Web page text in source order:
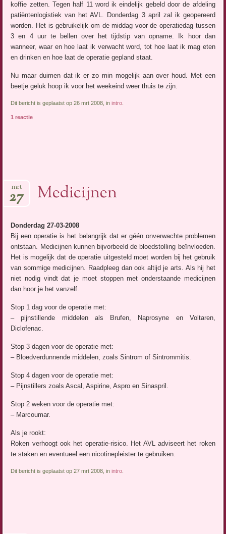
koffie zetten. Tegen half 11 word ik eindelijk gebeld door de afdeling
patiëntenlogistiek van het AVL. Donderdag 3 april zal ik geopereerd
worden. Het is gebruikelijk om de middag voor de operatiedag tussen
3 en 4 uur te bellen over het tijdstip van opname. Ik hoor dan
wanneer, waar en hoe laat ik verwacht word, tot hoe laat ik mag eten
en drinken en hoe laat de operatie gepland staat.
Nu maar duimen dat ik er zo min mogelijk aan over houd. Met een
beetje geluk hoop ik voor het weekeind weer thuis te zijn.
Dit bericht is geplaatst op 26 mrt 2008, inintro
1 reactie
Medicijnen
mrt
27
Donderdag 27-03-2008
Bij een operatie is het belangrijk dat er géén onverwachte problemen
ontstaan. Medicijnen kunnen bijvorbeeld de bloedstolling beïnvloeden.
Het is mogelijk dat de operatie uitgesteld moet worden bij het gebruik
van sommige medicijnen. Raadpleeg dan ook altijd je arts. Als hij het
niet nodig vindt dat je moet stoppen met onderstaande medicijnen
dan hoor je het vanzelf.
Stop 1 dag voor de operatie met:
– pijnstillende middelen als Brufen, Naprosyne en Voltaren,
Diclofenac.
Stop 3 dagen voor de operatie met:
– Bloedverdunnende middelen, zoals Sintrom of Sintrommitis.
Stop 4 dagen voor de operatie met:
– Pijnstillers zoals Ascal, Aspirine, Aspro en Sinaspril.
Stop 2 weken voor de operatie met:
– Marcoumar.
Als je rookt:
Roken verhoogt ook het operatie-risico. Het AVL adviseert het roken
te staken en eventueel een nicotinepleister te gebruiken.
Dit bericht is geplaatst op 27 mrt 2008, inintro